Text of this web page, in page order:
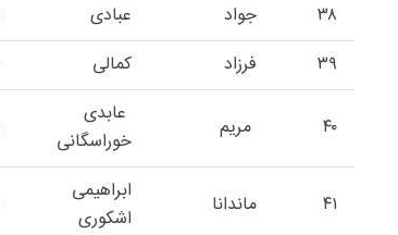
۳۸
جواد عبادی
۳۹
فرزاد کمالی
۴۰ مریم
عابدی
خوراسگانی
۴۱ ماندانا
ابراهیمی
اشکوری